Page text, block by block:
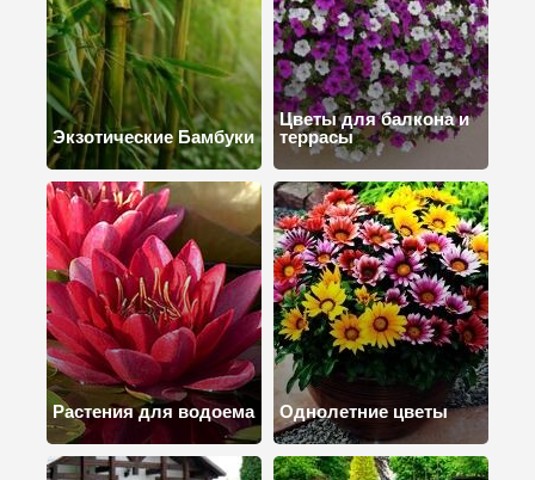
Экзотические Бамбуки
Цветы для балкона и
террасы
Растения для водоема Однолетние цветы